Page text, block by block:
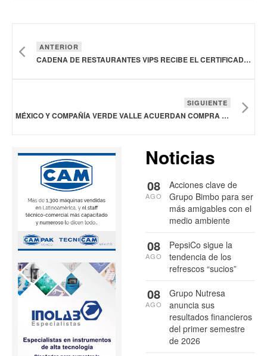
ANTERIOR
CADENA DE RESTAURANTES VIPS RECIBE EL CERTIFICADO “HECHO EN MÉXICO”
SIGUIENTE
MÉXICO Y COMPAÑÍA VERDE VALLE ACUERDAN COMPRA DE FRIJOL A PRECIO JUSTO
Noticias
Acciones clave de
Grupo Bimbo para ser
más amigables con el
medio ambiente
08
AGO
PepsiCo sigue la
tendencia de los
refrescos “sucios”
08
AGO
Grupo Nutresa
anuncia sus
resultados financieros
del primer semestre
de 2026
08
AGO